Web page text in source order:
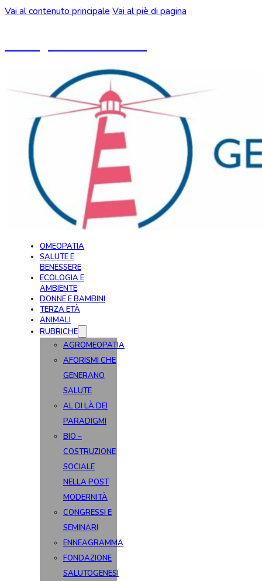
Vai al contenuto principale Vai al piè di pagina
OMEOPATIA
SALUTE E
BENESSERE
ECOLOGIA E
AMBIENTE
DONNE E BAMBINI
TERZA ETÀ
ANIMALI
RUBRICHE
AGROMEOPATIA
AFORISMI CHE
GENERANO
SALUTE
AL DI LÀ DEI
PARADIGMI
BIO –
COSTRUZIONE
SOCIALE
NELLA POST
MODERNITÀ
CONGRESSI E
SEMINARI
ENNEAGRAMMA
FONDAZIONE
SALUTOGENESI